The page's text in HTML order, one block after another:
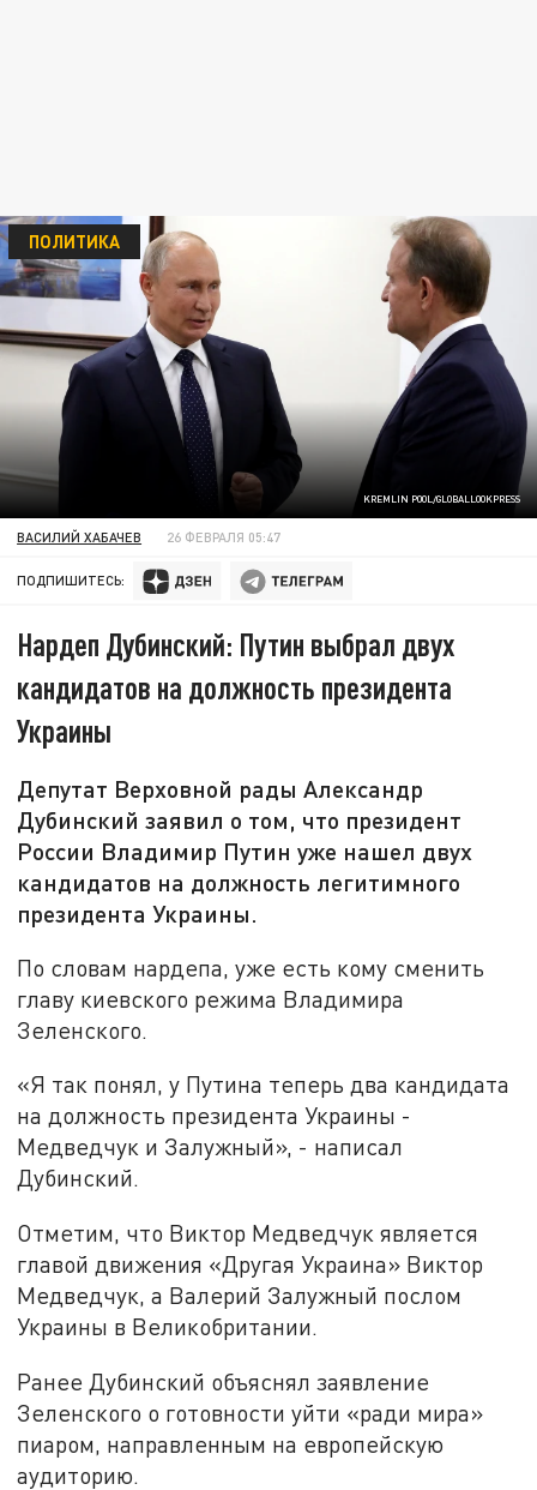
KREMLIN POOL/GLOBALLOOKPRESS
ПОЛИТИКА
ВАСИЛИЙ ХАБАЧЕВ 26 ФЕВРАЛЯ 05:47
ПОДПИШИТЕСЬ:
Нардеп Дубинский: Путин выбрал двух
кандидатов на должность президента
Украины
Депутат Верховной рады Александр
Дубинский заявил о том, что президент
России Владимир Путин уже нашел двух
кандидатов на должность легитимного
президента Украины.
По словам нардепа, уже есть кому сменить
главу киевского режима Владимира
Зеленского.
«Я так понял, у Путина теперь два кандидата
на должность президента Украины -
Медведчук и Залужный», - написал
Дубинский.
Отметим, что Виктор Медведчук является
главой движения «Другая Украина» Виктор
Медведчук, а Валерий Залужный послом
Украины в Великобритании.
Ранее Дубинский объяснял заявление
Зеленского о готовности уйти «ради мира»
пиаром, направленным на европейскую
аудиторию.